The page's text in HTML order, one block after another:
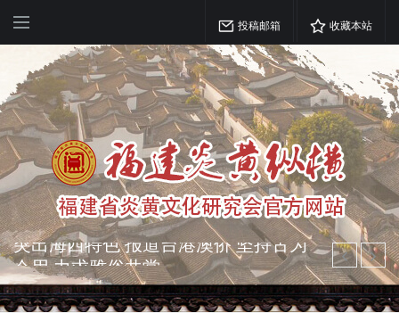
投稿邮箱 收藏本站
弘扬优秀文化 振奋民族精神 介绍民族
瑰宝 宣传中华精英
突出海西特色 报道台港澳侨 坚持古为